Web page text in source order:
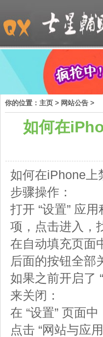
你的位置： 主页 > 网站公告 >
如何在
如何在iPhone上
步骤操作：
打开 “设置” 应
项，点击进入，
在自动填充页面
后面的按钮全部
如果之前开启了
来关闭：
在 “设置” 页面
点击 “网站与应